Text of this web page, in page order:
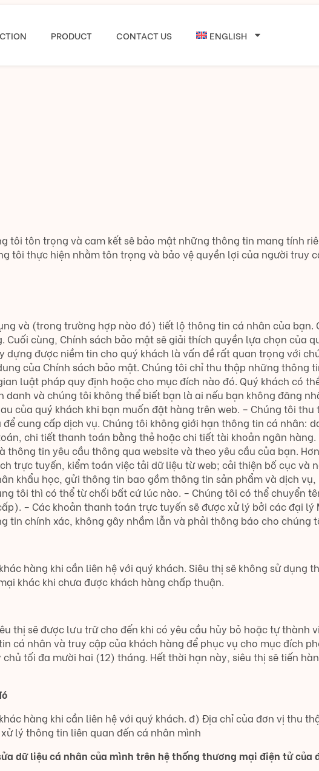
PRODUCT CONTACT US ENGLISH
tôi tôn trọng và cam kết sẽ bảo mật những thông tin mang tính
tôi thực hiện nhằm tôn trọng và bảo vệ quyền lợi của người truy
và (trong trường hợp nào đó) tiết lộ thông tin cá nhân của bạn.
cùng, Chính sách bảo mật sẽ giải thích quyền lựa chọn của
được niềm tin cho quý khách là vấn đề rất quan trọng với
của Chính sách bảo mật. Chúng tôi chỉ thu thập những thông
luật pháp quy định hoặc cho mục đích nào đó. Quý khách có
và chúng tôi không thể biết bạn là ai nếu bạn không đăng
của quý khách khi bạn muốn đặt hàng trên web. – Chúng tôi
cung cấp dịch vụ. Chúng tôi không giới hạn thông tin cá nhân:
chi tiết thanh toán bằng thẻ hoặc chi tiết tài khoản ngân
tin yêu cầu thông qua website và theo yêu cầu của bạn.
trực tuyến, kiểm toán việc tải dữ liệu từ web; cải thiện bố cục và
khẩu học, gửi thông tin bao gồm thông tin sản phẩm và dịch
tôi thì có thể từ chối bất cứ lúc nào. – Chúng tôi có thể chuyển
– Các khoản thanh toán trực tuyến sẽ được xử lý bởi các đại lý
chính xác, không gây nhầm lẫn và phải thông báo cho chúng
hàng khi cần liên hệ với quý khách. Siêu thị sẽ không sử dụng
khác khi chưa được khách hàng chấp thuận.
thị sẽ được lưu trữ cho đến khi có yêu cầu hủy bỏ hoặc tự thành
cá nhân và truy cập của khách hàng để phục vụ cho mục đích
tối đa mười hai (12) tháng. Hết thời hạn này, siêu thị sẽ tiến
hàng khi cần liên hệ với quý khách. đ) Địa chỉ của đơn vị thu
lý thông tin liên quan đến cá nhân mình
dữ liệu cá nhân của mình trên hệ thống thương mại điện tử